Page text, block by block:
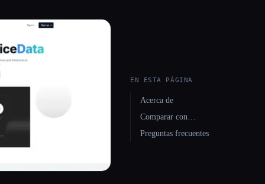
EN ESTA PÁGINA
Acerca de
Comparar con…
Preguntas frecuentes